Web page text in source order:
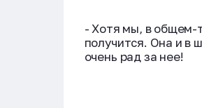
- Хотя мы, в общем-
получится. Она и в
очень рад за нее!